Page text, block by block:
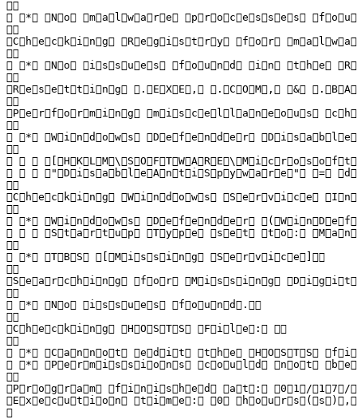
  
   *   N o   m a l w a r e   p r o c e s s e s 
  
 C h e c k i n g   R e g i s t r y   f o r 
  
   *   N o   i s s u e s   f o u n d   i n   t h e 
  
 R e s e t t i n g   . E X E ,   . C O M ,   & 
  
 P e r f o r m i n g   m i s c e l l a n e o u s 
  
   *   W i n d o w s   D e f e n d e r 
  
     
       " D i s a b l e A n t i S p y w a r e "   = 
  
 C h e c k i n g   W i n d o w s   S e r v i c e 
  
   *   W i n d o w s   D e f e n d e r 
       S t a r t u p   T y p e   s e t   t o : 
  
   *   T B S   [ M i s s i n g   S e r v i c e ]  
  
 S e a r c h i n g   f o r   M i s s i n g 
  
   *   N o   i s s u e s   f o u n d .  
  
 C h e c k i n g   H O S T S   F i l e :    
  
   *   C a n n o t   e d i t   t h e   H O S T S 
   *   P e r m i s s i o n s   c o u l d   n o t 
  
 P r o g r a m   f i n i s h e d   a t :   0 1 / 1 7 /
 E x e c u t i o n   t i m e :   0 
 